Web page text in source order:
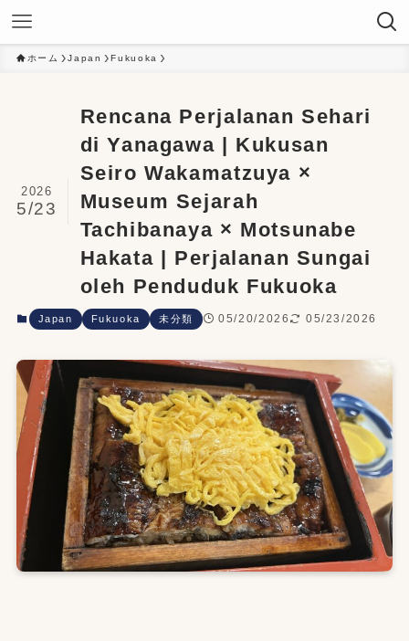
ホーム Japan Fukuoka
Rencana Perjalanan Sehari
di Yanagawa | Kukusan
Seiro Wakamatzuya ×
Museum Sejarah
Tachibanaya × Motsunabe
Hakata | Perjalanan Sungai
oleh Penduduk Fukuoka
2026
5/23
Japan Fukuoka 未分類 05/20/2026 05/23/2026